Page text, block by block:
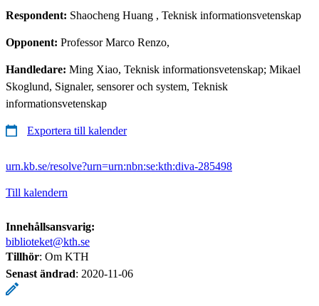
Respondent: Shaocheng Huang , Teknisk informationsvetenskap
Opponent: Professor Marco Renzo,
Handledare: Ming Xiao, Teknisk informationsvetenskap; Mikael
Skoglund, Signaler, sensorer och system, Teknisk
informationsvetenskap
Exportera till kalender
urn.kb.se/resolve?urn=urn:nbn:se:kth:diva-285498
Till kalendern
Innehållsansvarig:
biblioteket@kth.se
Tillhör: Om KTH
Senast ändrad: 2020-11-06